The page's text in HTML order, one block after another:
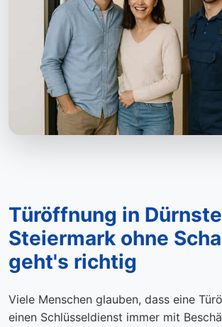
Türöffnung in
Steiermark ohne
geht's richtig
Viele Menschen glauben, dass eine
einen Schlüsseldienst immer mit